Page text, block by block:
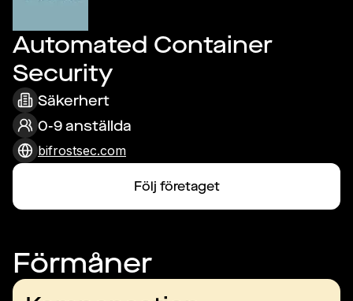
Automated Container
Security
Säkerhert
0-9 anställda
bifrostsec.com
Följ företaget
Förmåner